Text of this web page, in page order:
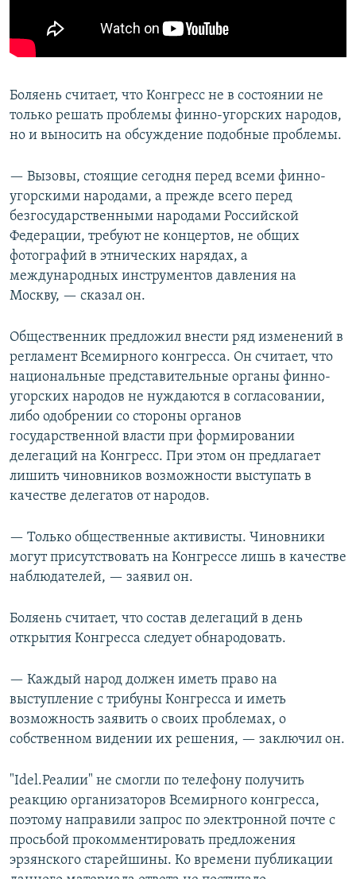
Боляень считает, что Конгресс не в состоянии не
только решать проблемы финно-угорских народов,
но и выносить на обсуждение подобные проблемы.
— Вызовы, стоящие сегодня перед всеми финно-
угорскими народами, а прежде всего перед
безгосударственными народами Российской
Федерации, требуют не концертов, не общих
фотографий в этнических нарядах, а
международных инструментов давления на
Москву, — сказал он.
Общественник предложил внести ряд изменений в
регламент Всемирного конгресса. Он считает, что
национальные представительные органы финно-
угорских народов не нуждаются в согласовании,
либо одобрении со стороны органов
государственной власти при формировании
делегаций на Конгресс. При этом он предлагает
лишить чиновников возможности выступать в
качестве делегатов от народов.
— Только общественные активисты. Чиновники
могут присутствовать на Конгрессе лишь в качестве
наблюдателей, — заявил он.
Боляень считает, что состав делегаций в день
открытия Конгресса следует обнародовать.
— Каждый народ должен иметь право на
выступление с трибуны Конгресса и иметь
возможность заявить о своих проблемах, о
собственном видении их решения, — заключил он.
"Idel.Реалии" не смогли по телефону получить
реакцию организаторов Всемирного конгресса,
поэтому направили запрос по электронной почте с
просьбой прокомментировать предложения
эрзянского старейшины. Ко времени публикации